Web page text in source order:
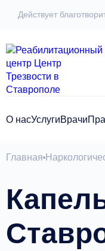
Действует
О насУслугиВрачи
Главная